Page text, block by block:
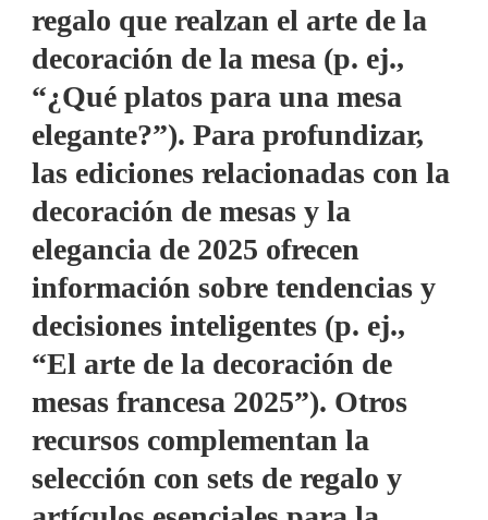
regalo que realzan el arte de la
decoración de la mesa (p. ej.,
“¿Qué platos para una mesa
elegante?”). Para profundizar,
las ediciones relacionadas con la
decoración de mesas y la
elegancia de 2025 ofrecen
información sobre tendencias y
decisiones inteligentes (p. ej.,
“El arte de la decoración de
mesas francesa 2025”). Otros
recursos complementan la
selección con sets de regalo y